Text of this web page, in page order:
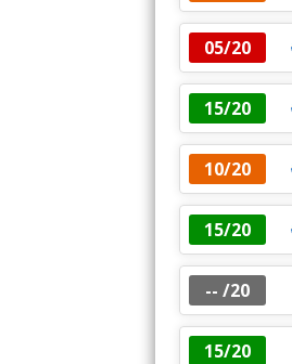
05/20
15/20
10/20
15/20
-- /20
15/20